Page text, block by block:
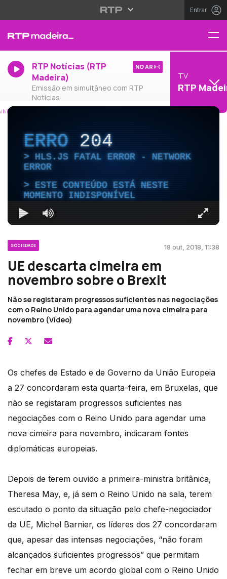
Entrar
RTP Notícias (RTP
Madeira)
Emissão em simultâneo com RTP
Notícias
NO AR
TV
RTP
ERRO204
HLS.JS FATAL ERROR - NETWORK
ERROR
ESTE CONTEÚDO ESTÁ NESTE
MOMENTO INDISPONÍVEL
SOCIEDADE 18 out, 2018, 11:38
UE descarta cimeira em
novembro sobre o Brexit
Não se registaram progressos suficientes nas negociações
com o Reino Unido para agendar uma nova cimeira para
novembro (Vídeo)
Os chefes de Estado e de Governo da União Europeia
a 27 concordaram esta quarta-feira, em Bruxelas, que
não se registaram progressos suficientes nas
negociações com o Reino Unido para agendar uma
nova cimeira para novembro, indicaram fontes
diplomáticas europeias.
Depois de terem ouvido a primeira-ministra britânica,
Theresa May, e, já sem o Reino Unido na sala, terem
escutado o ponto da situação pelo chefe-negociador
da UE, Michel Barnier, os líderes dos 27 concordaram
que, apesar das intensas negociações, “não foram
alcançados suficientes progressos” que permitam
fechar em breve um acordo global com o Reino Unido